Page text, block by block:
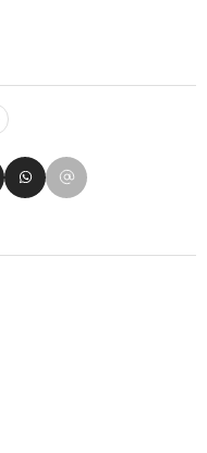
LinkedIn
su Pinterest
Condividi su WhatsApp
Condividi su Email